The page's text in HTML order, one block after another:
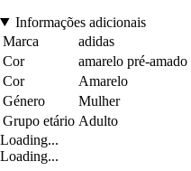
Informações adicionais
Marca
adidas
Cor
amarelo pré-amado
Cor
Amarelo
Género
Mulher
Grupo etário Adulto
Loading...
Loading...